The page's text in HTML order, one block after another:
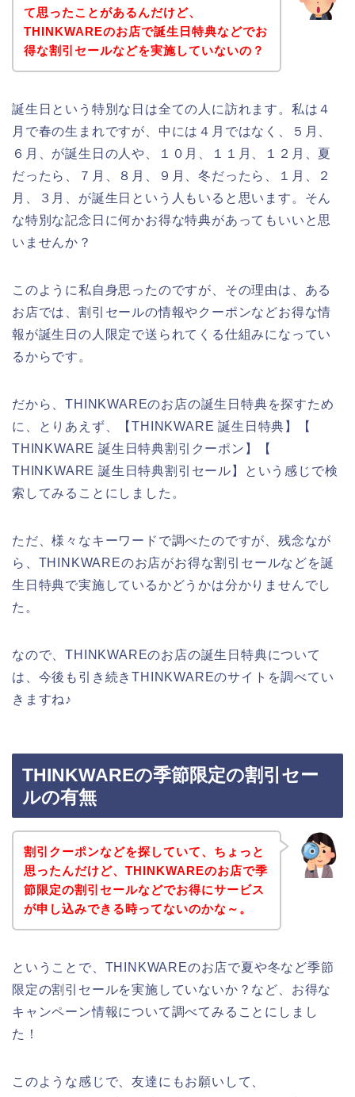
て思ったことがあるんだけど、
THINKWAREのお店で誕生日特典などでお
得な割引セールなどを実施していないの？
誕生日という特別な日は全ての人に訪れます。私は４
月で春の生まれですが、中には４月ではなく、５月、
６月、が誕生日の人や、１０月、１１月、１２月、夏
だったら、７月、８月、９月、冬だったら、１月、２
月、３月、が誕生日という人もいると思います。そん
な特別な記念日に何かお得な特典があってもいいと思
いませんか？
このように私自身思ったのですが、その理由は、ある
お店では、割引セールの情報やクーポンなどお得な情
報が誕生日の人限定で送られてくる仕組みになってい
るからです。
だから、THINKWAREのお店の誕生日特典を探すため
に、とりあえず、【THINKWARE 誕生日特典】【
THINKWARE 誕生日特典割引クーポン】【
THINKWARE 誕生日特典割引セール】という感じで検
索してみることにしました。
ただ、様々なキーワードで調べたのですが、残念なが
ら、THINKWAREのお店がお得な割引セールなどを誕
生日特典で実施しているかどうかは分かりませんでし
た。
なので、THINKWAREのお店の誕生日特典について
は、今後も引き続きTHINKWAREのサイトを調べてい
きますね♪
THINKWAREの季節限定の割引セー
ルの有無
割引クーポンなどを探していて、ちょっと
思ったんだけど、THINKWAREのお店で季
節限定の割引セールなどでお得にサービス
が申し込みできる時ってないのかな～。
ということで、THINKWAREのお店で夏や冬など季節
限定の割引セールを実施していないか？など、お得な
キャンペーン情報について調べてみることにしまし
た！
このような感じで、友達にもお願いして、